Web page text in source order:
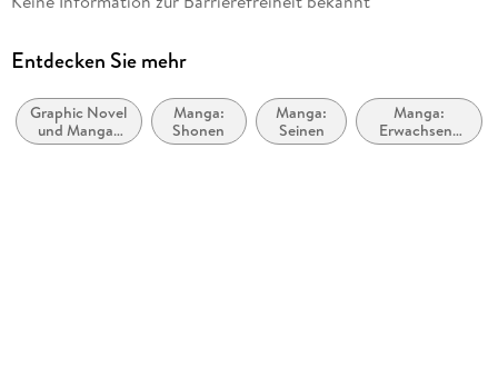
Übersetzung
Verlag/Hersteller
Manga Cult
Entdecken Sie mehr
Graphic Novel
und Manga-
Kunst
Manga:
Shonen
Manga:
Seinen
Manga:
Erwachsene
(Erotik,